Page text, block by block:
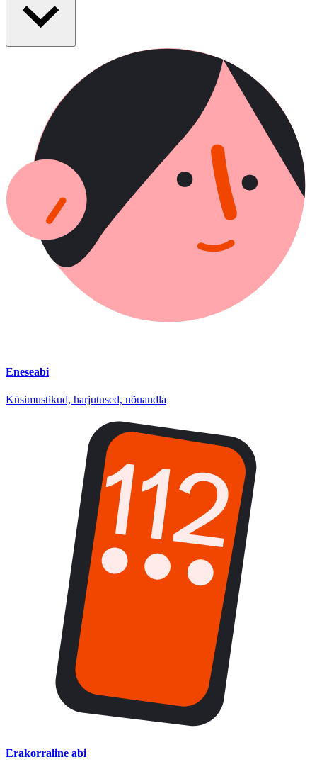
Eneseabi
Küsimustikud, harjutused, nõuandla
Erakorraline abi